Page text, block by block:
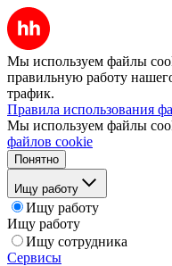
Мы используем файлы
правильную работу
трафик.
Правила использования
Мы используем файлы
файлов cookie
Понятно
Ищу работу
Ищу работу
Ищу работу
Ищу сотрудника
Сервисы